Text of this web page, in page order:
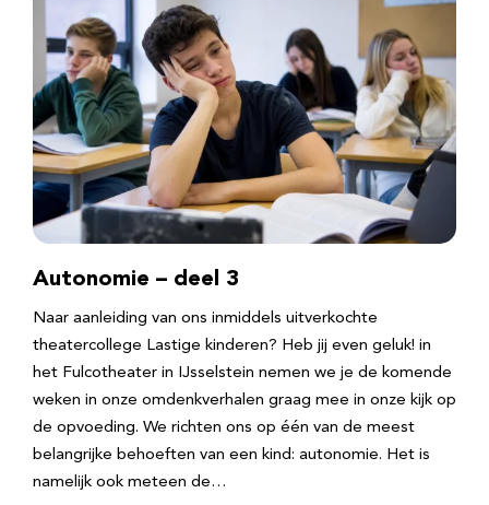
Autonomie – deel 3
Naar aanleiding van ons inmiddels uitverkochte
theatercollege Lastige kinderen? Heb jij even geluk! in
het Fulcotheater in IJsselstein nemen we je de komende
weken in onze omdenkverhalen graag mee in onze kijk op
de opvoeding. We richten ons op één van de meest
belangrijke behoeften van een kind: autonomie. Het is
namelijk ook meteen de…